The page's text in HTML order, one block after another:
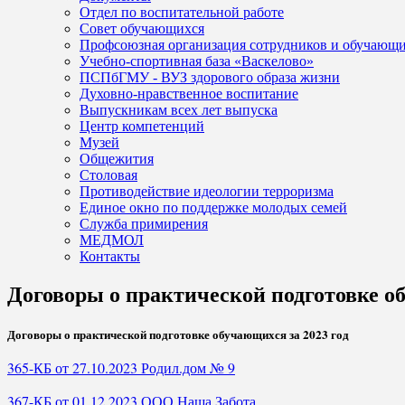
Отдел по воспитательной работе
Совет обучающихся
Профсоюзная организация сотрудников и
Учебно-спортивная база «Васкелово»
ПСПбГМУ - ВУЗ здорового образа жизни
Духовно-нравственное воспитание
Выпускникам всех лет выпуска
Центр компетенций
Музей
Общежития
Столовая
Противодействие идеологии терроризма
Единое окно по поддержке молодых семей
Служба примирения
МЕДМОЛ
Контакты
Договоры о практической подготовке
Договоры о практической подготовке обучающихся за 2023 год
365-КБ от 27.10.2023 Родил.дом № 9
367-КБ от 01.12.2023 ООО Наша Забота